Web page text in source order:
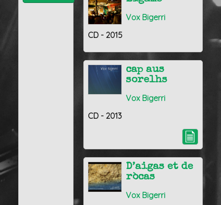
Vox Bigerri
CD - 2015
cap aus
sorelhs
Vox Bigerri
CD - 2013
D’aigas et de
ròcas
Vox Bigerri